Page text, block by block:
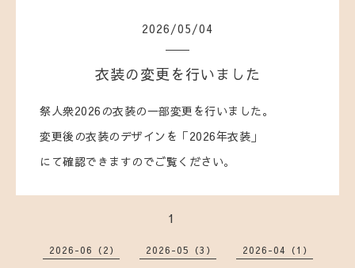
2026/05/04
衣装の変更を行いました
祭人衆2026の衣装の一部変更を行いました。
変更後の衣装のデザインを「2026年衣装」
にて確認できますのでご覧ください。
1
2026-06（2） 2026-05（3） 2026-04（1）